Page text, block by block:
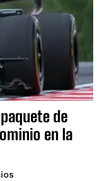
de
en la